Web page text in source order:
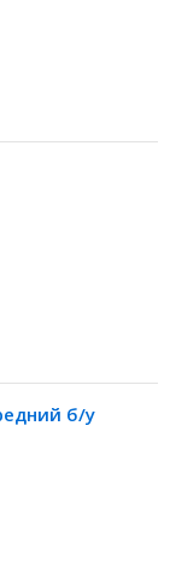
б/у